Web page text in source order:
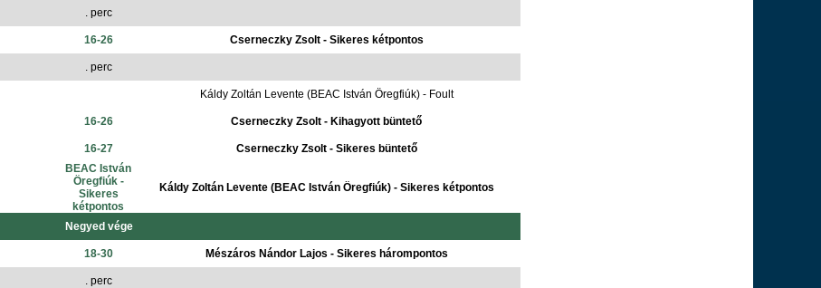
. perc
16-26 Cserneczky Zsolt - Sikeres kétpontos
. perc
Káldy Zoltán Levente (BEAC István Öregfiúk) - Foult
16-26 Cserneczky Zsolt - Kihagyott büntető
16-27
Cserneczky Zsolt - Sikeres büntető
BEAC István
Öregfiúk -
Sikeres
kétpontos
Káldy Zoltán Levente (BEAC István Öregfiúk) - Sikeres kétpontos
Negyed vége
18-30 Mészáros Nándor Lajos - Sikeres hárompontos
. perc